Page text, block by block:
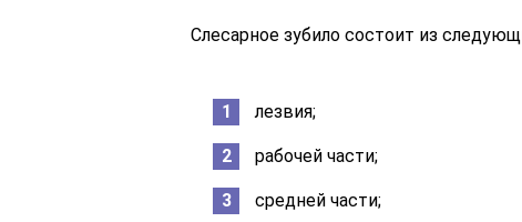
Слесарное зубило состоит из
лезвия;
рабочей части;
средней части;